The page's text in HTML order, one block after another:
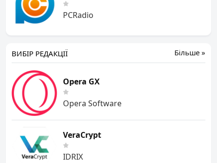
PCRadio
Більше »
ВИБІР РЕДАКЦІЇ
Opera GX
Opera Software
VeraCrypt
IDRIX